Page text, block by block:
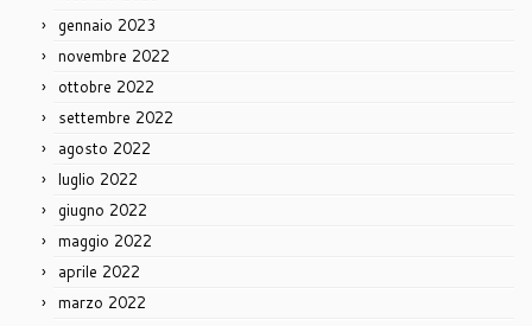
gennaio 2023
novembre 2022
ottobre 2022
settembre 2022
agosto 2022
luglio 2022
giugno 2022
maggio 2022
aprile 2022
marzo 2022